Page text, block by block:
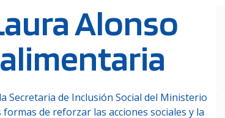
Alonso
Secretaria de Inclusión Social del Ministerio
de reforzar las acciones sociales y la